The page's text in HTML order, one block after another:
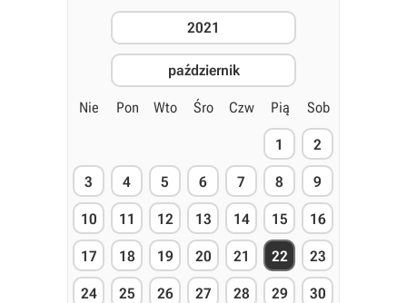
2021
październik
Nie Pon Wto Śro Czw Pią Sob
1 2
3 4 5 6 7 8 9
10 11 12 13 14 15 16
17 18 19 20 21 22 23
24 25 26 27 28 29 30